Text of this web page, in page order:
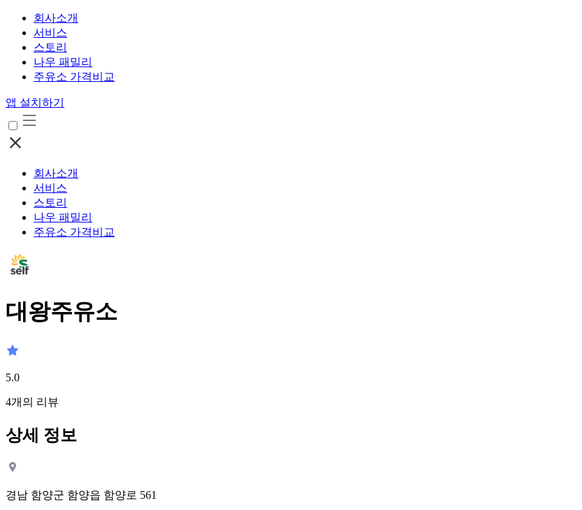
회사소개
서비스
스토리
나우 패밀리
주유소 가격비교
앱 설치하기
회사소개
서비스
스토리
나우 패밀리
주유소 가격비교
대왕주유소
5.0
4개의 리뷰
상세 정보
경남 함양군 함양읍 함양로 561